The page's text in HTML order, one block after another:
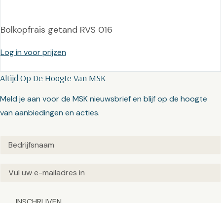
Bolkopfrais getand RVS 016
Log in voor prijzen
Altijd Op De Hoogte Van MSK
Meld je aan voor de MSK nieuwsbrief en blijf op de hoogte
van aanbiedingen en acties.
Untitled(Vereist)
Email(Vereist)
Captcha